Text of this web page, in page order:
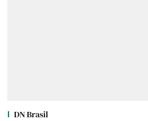
DN Brasil